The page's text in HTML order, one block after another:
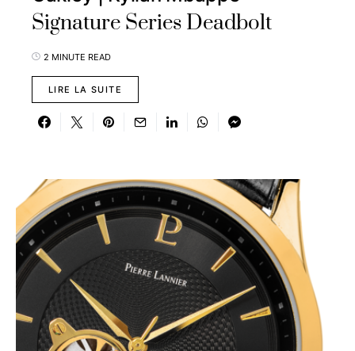
Signature Series Deadbolt
2 MINUTE READ
LIRE LA SUITE